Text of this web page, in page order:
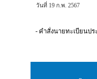
วันที่ 19 ก.พ. 2567
- คำสั่งนายทะเบียนป